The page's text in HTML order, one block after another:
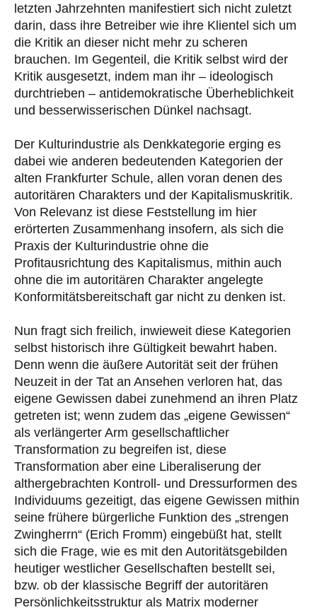
letzten Jahrzehnten manifestiert sich nicht zuletzt
darin, dass ihre Betreiber wie ihre Klientel sich um
die Kritik an dieser nicht mehr zu scheren
brauchen. Im Gegenteil, die Kritik selbst wird der
Kritik ausgesetzt, indem man ihr – ideologisch
durchtrieben – antidemokratische Überheblichkeit
und besserwisserischen Dünkel nachsagt.
Der Kulturindustrie als Denkkategorie erging es
dabei wie anderen bedeutenden Kategorien der
alten Frankfurter Schule, allen voran denen des
autoritären Charakters und der Kapitalismuskritik.
Von Relevanz ist diese Feststellung im hier
erörterten Zusammenhang insofern, als sich die
Praxis der Kulturindustrie ohne die
Profitausrichtung des Kapitalismus, mithin auch
ohne die im autoritären Charakter angelegte
Konformitätsbereitschaft gar nicht zu denken ist.
Nun fragt sich freilich, inwieweit diese Kategorien
selbst historisch ihre Gültigkeit bewahrt haben.
Denn wenn die äußere Autorität seit der frühen
Neuzeit in der Tat an Ansehen verloren hat, das
eigene Gewissen dabei zunehmend an ihren Platz
getreten ist; wenn zudem das „eigene Gewissen“
als verlängerter Arm gesellschaftlicher
Transformation zu begreifen ist, diese
Transformation aber eine Liberaliserung der
althergebrachten Kontroll- und Dressurformen des
Individuums gezeitigt, das eigene Gewissen mithin
seine frühere bürgerliche Funktion des „strengen
Zwingherrn“ (Erich Fromm) eingebüßt hat, stellt
sich die Frage, wie es mit den Autoritätsgebilden
heutiger westlicher Gesellschaften bestellt sei,
bzw. ob der klassische Begriff der autoritären
Persönlichkeitsstruktur als Matrix moderner